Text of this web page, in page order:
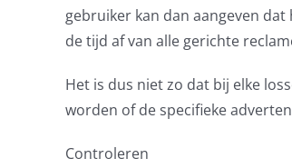
gebruiker kan dan aangeven
de tijd af van alle gerichte
Het is dus niet zo dat bij elke
worden of de specifieke
Controleren